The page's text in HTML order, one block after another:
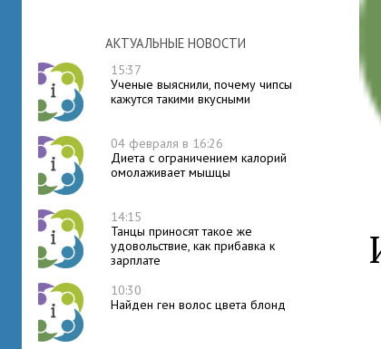
АКТУАЛЬНЫЕ НОВОСТИ
15:37
Ученые выяснили, почему чипсы
кажутся такими вкусными
04 февраля в 16:26
Диета с ограничением калорий
омолаживает мышцы
14:15
Танцы приносят такое же
удовольствие, как прибавка к
зарплате
10:30
Найден ген волос цвета блонд